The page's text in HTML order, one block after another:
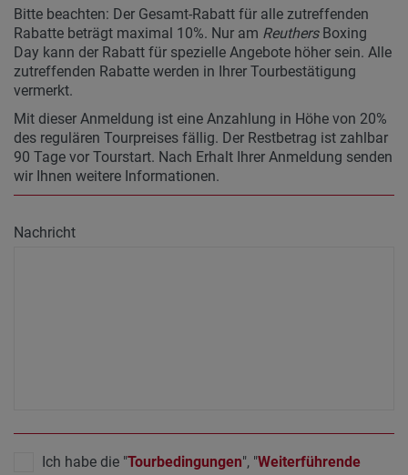
Bitte beachten: Der Gesamt-Rabatt für alle zutreffenden
Rabatte beträgt maximal 10%. Nur am ReuthersBoxing
Day kann der Rabatt für spezielle Angebote höher sein. Alle
zutreffenden Rabatte werden in Ihrer Tourbestätigung
vermerkt.
Mit dieser Anmeldung ist eine Anzahlung in Höhe von 20%
des regulären Tourpreises fällig. Der Restbetrag ist zahlbar
90 Tage vor Tourstart. Nach Erhalt Ihrer Anmeldung senden
wir Ihnen weitere Informationen.
Nachricht
Ich habe die "Tourbedingungen", "Weiterführende